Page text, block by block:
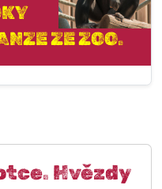
ZE ZOO.
Hvězdy